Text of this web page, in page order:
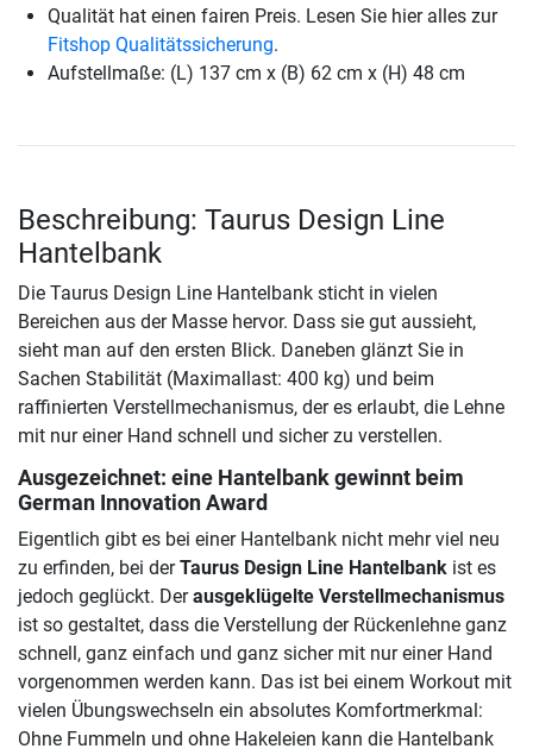
Qualität hat einen fairen Preis. Lesen Sie hier alles zur
Fitshop Qualitätssicherung.
Aufstellmaße: (L) 137 cm x (B) 62 cm x (H) 48 cm
Beschreibung: Taurus Design Line
Hantelbank
Die Taurus Design Line Hantelbank sticht in vielen
Bereichen aus der Masse hervor. Dass sie gut aussieht,
sieht man auf den ersten Blick. Daneben glänzt Sie in
Sachen Stabilität (Maximallast: 400 kg) und beim
raffinierten Verstellmechanismus, der es erlaubt, die Lehne
mit nur einer Hand schnell und sicher zu verstellen.
Ausgezeichnet: eine Hantelbank gewinnt beim
German Innovation Award
Eigentlich gibt es bei einer Hantelbank nicht mehr viel neu
zu erfinden, bei derTaurus Design Line Hantelbank ist es
jedoch geglückt. Derausgeklügelte Verstellmechanismus
ist so gestaltet, dass die Verstellung der Rückenlehne ganz
schnell, ganz einfach und ganz sicher mit nur einer Hand
vorgenommen werden kann. Das ist bei einem Workout mit
vielen Übungswechseln ein absolutes Komfortmerkmal:
Ohne Fummeln und ohne Hakeleien kann die Hantelbank